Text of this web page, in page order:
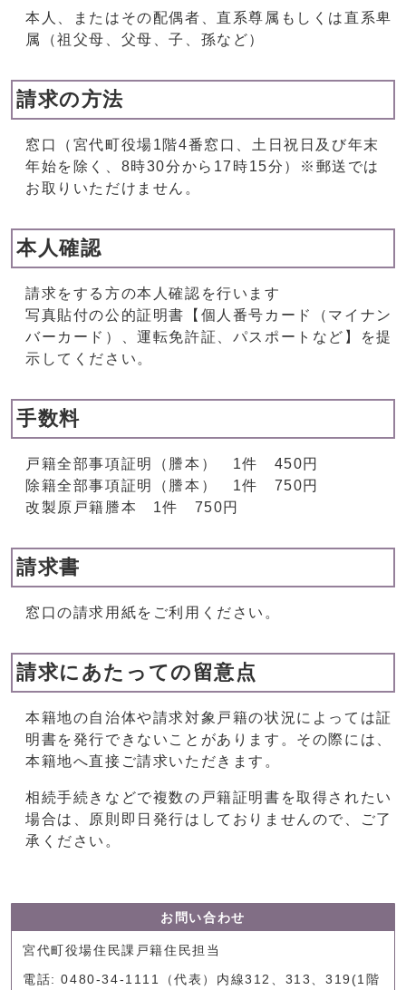
本人、またはその配偶者、直系尊属もしくは直系卑
属（祖父母、父母、子、孫など）
請求の方法
窓口（宮代町役場1階4番窓口、土日祝日及び年末
年始を除く、8時30分から17時15分）※郵送では
お取りいただけません。
本人確認
請求をする方の本人確認を行います
写真貼付の公的証明書【個人番号カード（マイナン
バーカード）、運転免許証、パスポートなど】を提
示してください。
手数料
戸籍全部事項証明（謄本） 1件 450円
除籍全部事項証明（謄本） 1件 750円
改製原戸籍謄本 1件 750円
請求書
窓口の請求用紙をご利用ください。
請求にあたっての留意点
本籍地の自治体や請求対象戸籍の状況によっては証
明書を発行できないことがあります。その際には、
本籍地へ直接ご請求いただきます。
相続手続きなどで複数の戸籍証明書を取得されたい
場合は、原則即日発行はしておりませんので、ご了
承ください。
お問い合わせ
宮代町役場住民課戸籍住民担当
電話: 0480-34-1111（代表）内線312、313、319(1階